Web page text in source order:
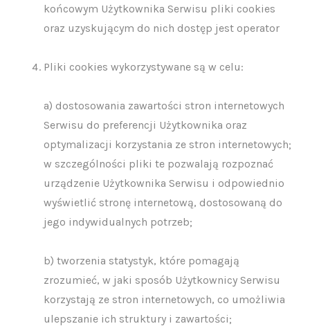
końcowym Użytkownika Serwisu pliki cookies
oraz uzyskującym do nich dostęp jest operator
Pliki cookies wykorzystywane są w celu:
a) dostosowania zawartości stron internetowych
Serwisu do preferencji Użytkownika oraz
optymalizacji korzystania ze stron internetowych;
w szczególności pliki te pozwalają rozpoznać
urządzenie Użytkownika Serwisu i odpowiednio
wyświetlić stronę internetową, dostosowaną do
jego indywidualnych potrzeb;
b) tworzenia statystyk, które pomagają
zrozumieć, w jaki sposób Użytkownicy Serwisu
korzystają ze stron internetowych, co umożliwia
ulepszanie ich struktury i zawartości;